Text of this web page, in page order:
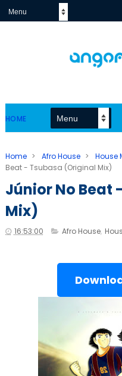
HOME
Home > Afro House > House
Beat - Tsubasa (Original Mix)
Júnior No Beat
Mix)
16:53:00 Afro House,